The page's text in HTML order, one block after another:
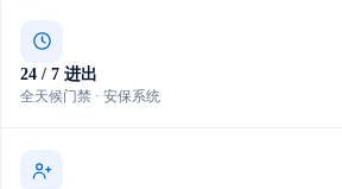
24 / 7 进出
全天候门禁 · 安保系统